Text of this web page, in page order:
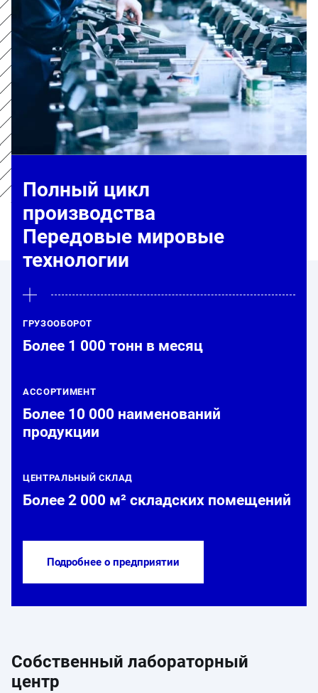
Полный цикл
производства
Передовые мировые
технологии
ГРУЗООБОРОТ
Более 1 000 тонн в месяц
АССОРТИМЕНТ
Более 10 000 наименований
продукции
ЦЕНТРАЛЬНЫЙ СКЛАД
Более 2 000 м² складских помещений
Подробнее о предприятии
Собственный лабораторный
центр